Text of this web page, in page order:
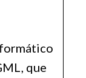
que